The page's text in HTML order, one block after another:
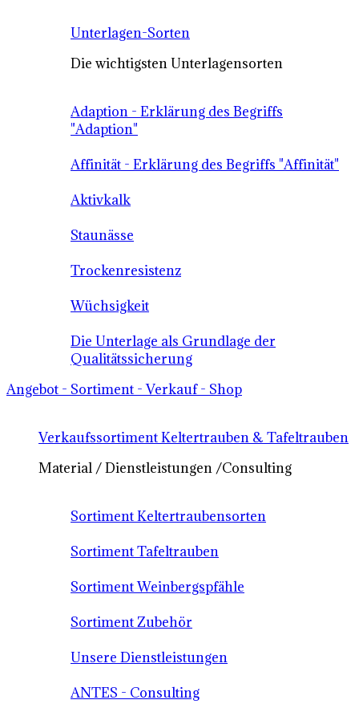
Unterlagen-Sorten
Die wichtigsten Unterlagensorten
Adaption - Erklärung des Begriffs
"Adaption"
Affinität - Erklärung des Begriffs "Affinität"
Aktivkalk
Staunässe
Trockenresistenz
Wüchsigkeit
Die Unterlage als Grundlage der
Qualitätssicherung
Angebot - Sortiment - Verkauf - Shop
Verkaufssortiment Keltertrauben & Tafeltrauben
Material / Dienstleistungen /Consulting
Sortiment Keltertraubensorten
Sortiment Tafeltrauben
Sortiment Weinbergspfähle
Sortiment Zubehör
Unsere Dienstleistungen
ANTES - Consulting